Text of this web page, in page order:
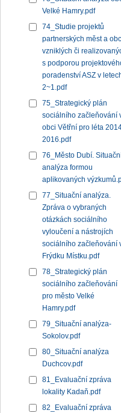
Velké Hamry.pdf
74_Studie projektů
partnerských měst a
vzniklých či
s podporou
poradenství ASZ v
2~1.pdf
75_Strategický plán
sociálního začleňování
obci Větřní pro léta
2016.pdf
76_Město Dubí.
analýza formou
aplikovaných
77_Situační analýza.
Zpráva o vybraných
otázkách sociálního
vyloučení a nástrojích
sociálního začleňování
Frýdku Místku.pdf
78_Strategický plán
sociálního začleňování
pro město Velké
Hamry.pdf
79_Situační analýza-
Sokolov.pdf
80_Situační analýza
Duchcov.pdf
81_Evaluační zpráva
lokality Kadaň.pdf
82_Evaluační zpráva